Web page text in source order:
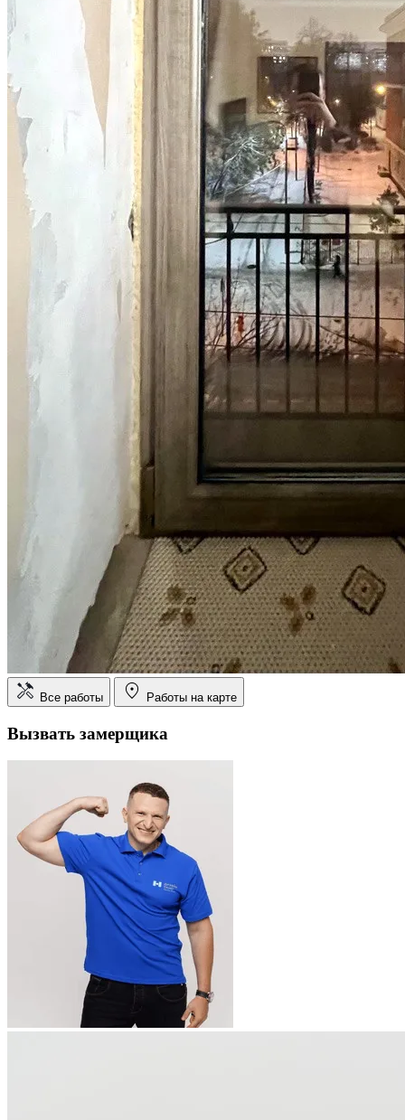
Все работы Работы на карте
Вызвать замерщика